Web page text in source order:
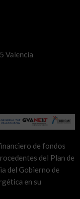
Valencia
de fondos
del Plan de
del Gobierno de
en su